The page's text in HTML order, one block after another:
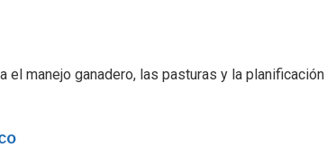
manejo ganadero, las pasturas y la planificación